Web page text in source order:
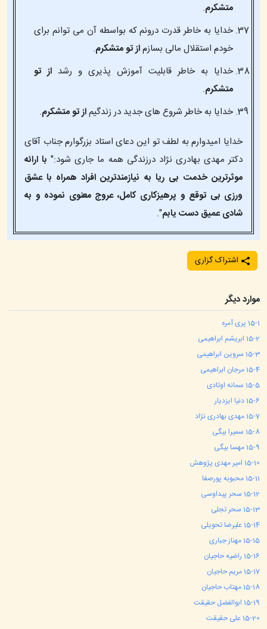
متشکرم.
خدایا به خاطر قدرت درونم که بواسطه آن می توانم برای
خودم استقلال مالی بسازماز تو متشکرم.
خدایا به خاطر قابلیت آموزش پذیری و رشد از تو
متشکرم.
خدایا به خاطر شروع های جدید در زندگیماز تو متشکرم.
خدایا امیدوارم به لطف تو این دعای استاد بزرگوارم جناب آقای
دکتر مهدی بهادری نژاد درزندگی همه ما جاری شود:" با ارائه
موثرترین خدمت بی ریا به نیازمندترین افراد همراه با عشق
ورزی بی توقع و پرهیزکاری کامل، عروج معنوی نموده و به
شادی عمیق دست یابم".
اشتراک گزاری
موارد دیگر
15-1
پری آمره
15-2
ابریشم ابراهیمی
15-3
سروین ابراهیمی
15-4
مرجان ابراهیمی
15-5
سمانه اوتادی
15-6
دنیا ایزدیار
15-7
مهدی بهادری نژاد
15-8
سمیرا بیگی
15-9
مهسا بیگی
15-10
امیر مهدی پژوهش
15-11
محبوبه پورصفا
15-12
سحر پیداوسی
15-13
سحر تجلی
15-14
علیرضا تحویلی
15-15
مهناز جباری
15-16
راضیه حاجیان
15-17
مریم حاجیان
15-18
مهتاب حاجیان
15-19
ابوالفضل حقیقت
15-20
علی حقیقت